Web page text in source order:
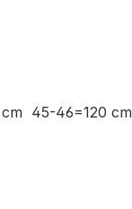
45-46=120 cm